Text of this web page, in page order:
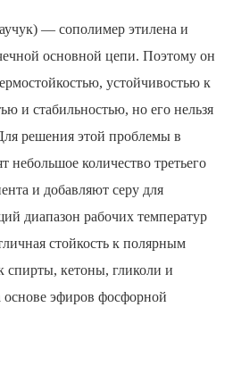
— сополимер этилена и
основной цепи. Поэтому он
устойчивостью к
и стабильностью, но его нельзя
решения этой проблемы в
количество третьего
и добавляют серу для
диапазон рабочих температур
стойкость к полярным
спирты, кетоны, гликоли и
основе эфиров фосфорной